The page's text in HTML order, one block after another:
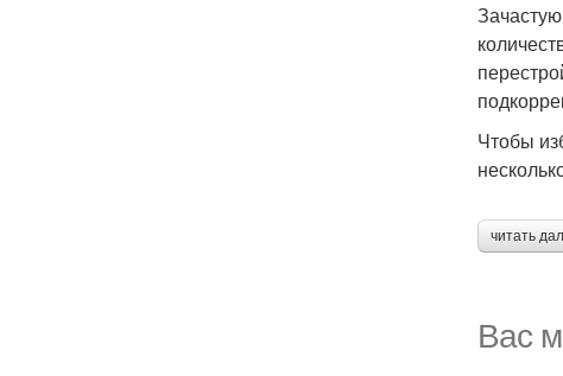
Чтобы
читать
Вас